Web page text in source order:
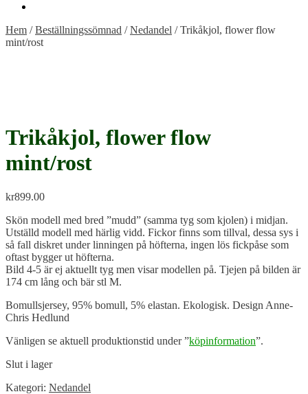
Hem /Beställningssömnad /Nedandel /Trikåkjol, flower flow
mint/rost
Trikåkjol, flower flow
mint/rost
kr899.00
Skön modell med bred ”mudd” (samma tyg som kjolen) i midjan.
Utställd modell med härlig vidd. Fickor finns som tillval, dessa sys i
så fall diskret under linningen på höfterna, ingen lös fickpåse som
oftast bygger ut höfterna.
Bild 4-5 är ej aktuellt tyg men visar modellen på. Tjejen på bilden är
174 cm lång och bär stl M.
Bomullsjersey, 95% bomull, 5% elastan. Ekologisk. Design Anne-
Chris Hedlund
Vänligen se aktuell produktionstid under ”köpinformation”.
Slut i lager
Kategori: Nedandel